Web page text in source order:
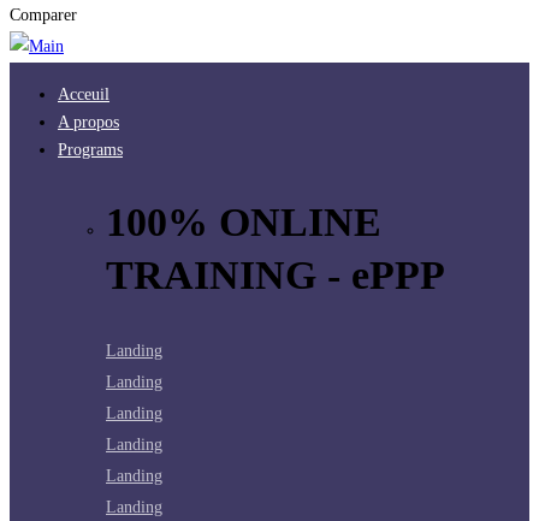
Comparer
Acceuil
A propos
Programs
100% ONLINE
TRAINING - ePPP
Landing
Landing
Landing
Landing
Landing
Landing